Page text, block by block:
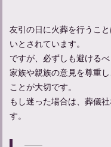
友引の日に火葬を行うこ
いとされています。
ですが、必ずしも避けるべ
家族や親族の意見を尊重
ことが大切です。
もし迷った場合は、葬儀
す。